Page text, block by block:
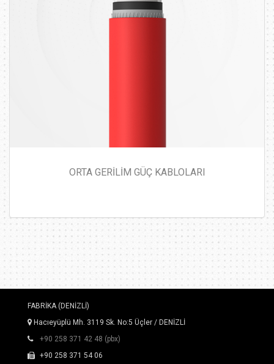
ORTA GERİLİM GÜÇ KABLOLARI
FABRİKA (DENİZLİ)
Hacıeyüplü Mh. 3119 Sk. No:5 Üçler / DENİZLİ
+90 258 371 42 48 (pbx)
+90 258 371 54 06